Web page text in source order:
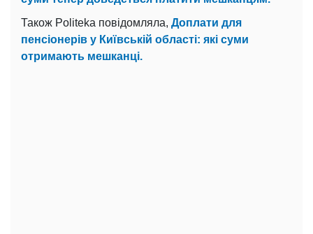
Також Politeka повідомляла, Доплати для
пенсіонерів у Київській області: які суми
отримають мешканці.